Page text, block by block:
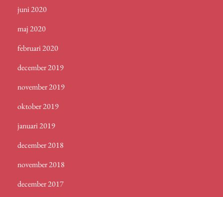
juni 2020
maj 2020
februari 2020
december 2019
november 2019
oktober 2019
januari 2019
december 2018
november 2018
december 2017